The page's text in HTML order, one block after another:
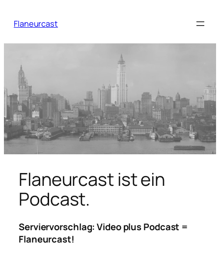
Inhalt
Flaneurcast
Flaneurcast ist ein
Podcast.
Serviervorschlag: Video plus Podcast =
Flaneurcast!